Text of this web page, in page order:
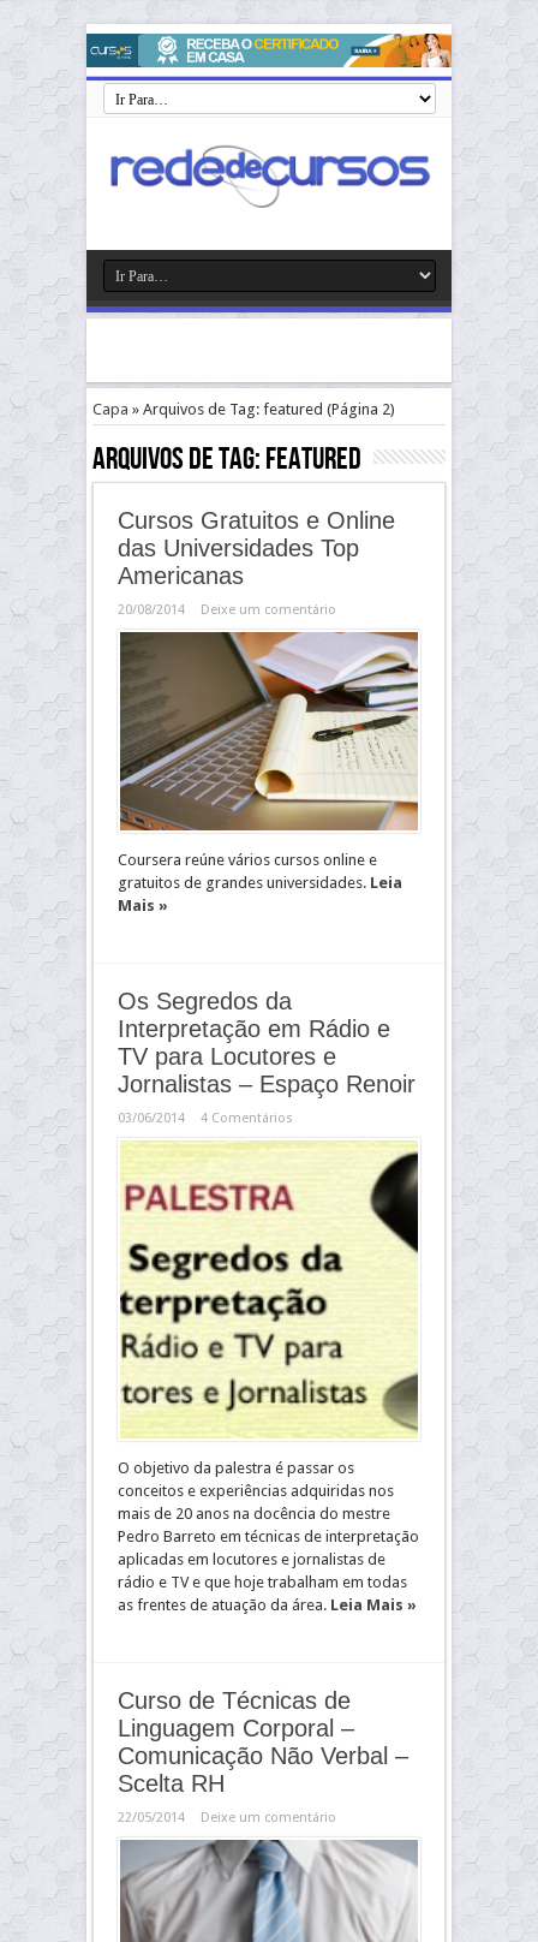
Capa » Arquivos de Tag: featured (Página 2)
Arquivos de Tag:featured
Cursos Gratuitos e Online
das Universidades Top
Americanas
20/08/2014 Deixe um comentário
Coursera reúne vários cursos online e
gratuitos de grandes universidades. Leia
Mais »
Os Segredos da
Interpretação em Rádio e
TV para Locutores e
Jornalistas – Espaço Renoir
03/06/2014 4 Comentários
O objetivo da palestra é passar os
conceitos e experiências adquiridas nos
mais de 20 anos na docência do mestre
Pedro Barreto em técnicas de interpretação
aplicadas em locutores e jornalistas de
rádio e TV e que hoje trabalham em todas
as frentes de atuação da área. Leia Mais »
Curso de Técnicas de
Linguagem Corporal –
Comunicação Não Verbal –
Scelta RH
22/05/2014 Deixe um comentário